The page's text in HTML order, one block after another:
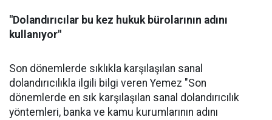
"Dolandırıcılar bu kez hukuk bürolarının adını
kullanıyor"
Son dönemlerde sıklıkla karşılaşılan sanal
dolandırıcılıkla ilgili bilgi veren Yemez "Son
dönemlerde en sık karşılaşılan sanal dolandırıcılık
yöntemleri, banka ve kamu kurumlarının adını